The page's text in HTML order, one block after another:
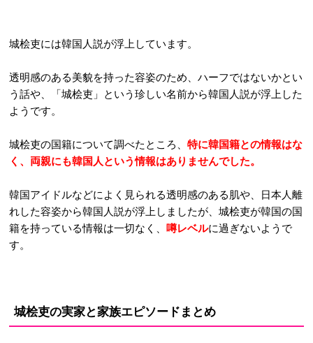
城桧吏には韓国人説が浮上しています。
透明感のある美貌を持った容姿のため、ハーフではないかとい
う話や、「城桧吏」という珍しい名前から韓国人説が浮上した
ようです。
城桧吏の国籍について調べたところ、 特に韓国籍との情報はな
く、両親にも韓国人という情報はありませんでした。
韓国アイドルなどによく見られる透明感のある肌や、日本人離
れした容姿から韓国人説が浮上しましたが、城桧吏が韓国の国
籍を持っている情報は一切なく、 噂レベルに過ぎないようで
す。
城桧吏の実家と家族エピソードまとめ